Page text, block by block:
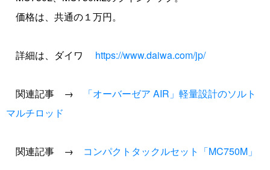
価格は、共通の１万円。
詳細は、ダイワ https://www.daiwa.com/jp/
関連記事 →
「オーバーゼア AIR」軽量設計のソルト
マルチロッド
関連記事 → コンパクトタックルセット「MC750M」